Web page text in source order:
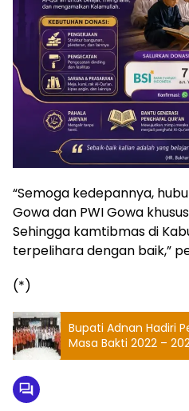
“Semoga kedepannya,
Gowa dan PWI Gowa
Sehingga kamtibmas di
terpelihara dengan baik,”
(*)
Bupati Adnan Hadiri
Masa Bakti 2022 –